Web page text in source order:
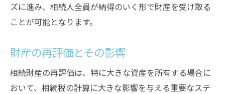
ズに進み、相続人全員が納得のいく形で財産を受け取る
ことが可能となります。
財産の再評価とその影響
相続財産の再評価は、特に大きな資産を所有する場合に
おいて、相続税の計算に大きな影響を与える重要なステ